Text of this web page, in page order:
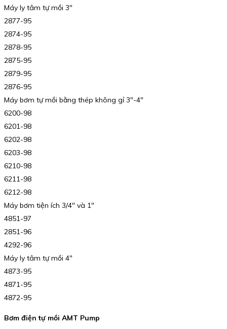
Máy ly tâm tự mồi 3″
2877-95
2874-95
2878-95
2875-95
2879-95
2876-95
Máy bơm tự mồi bằng thép không gỉ 3″-4″
6200-98
6201-98
6202-98
6203-98
6210-98
6211-98
6212-98
Máy bơm tiện ích 3/4″ và 1″
4851-97
2851-96
4292-96
Máy ly tâm tự mồi 4″
4873-95
4871-95
4872-95
Bơm điện tự mồi AMT Pump